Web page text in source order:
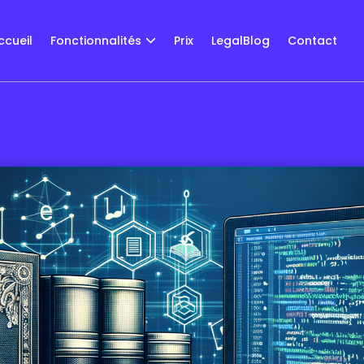
Fonctionnalités Prix LegalBlog Contact